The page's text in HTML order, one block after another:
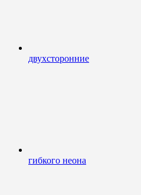
двухсторонние
гибкого неона